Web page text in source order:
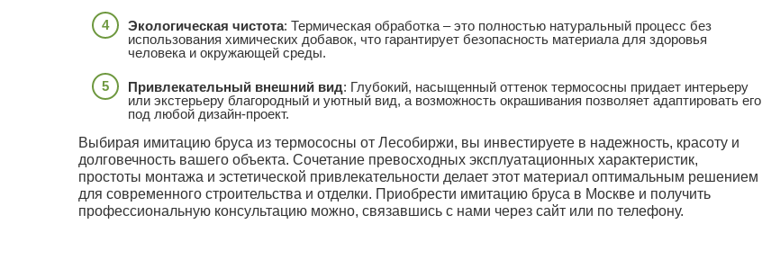
Экологическая чистота: Термическая обработка – это полностью натуральный процесс без
использования химических добавок, что гарантирует безопасность материала для здоровья
человека и окружающей среды.
Привлекательный внешний вид: Глубокий, насыщенный оттенок термососны придает интерьеру
или экстерьеру благородный и уютный вид, а возможность окрашивания позволяет адаптировать его
под любой дизайн-проект.
Выбирая имитацию бруса из термососны от Лесобиржи, вы инвестируете в надежность, красоту и
долговечность вашего объекта. Сочетание превосходных эксплуатационных характеристик,
простоты монтажа и эстетической привлекательности делает этот материал оптимальным решением
для современного строительства и отделки. Приобрести имитацию бруса в Москве и получить
профессиональную консультацию можно, связавшись с нами через сайт или по телефону.